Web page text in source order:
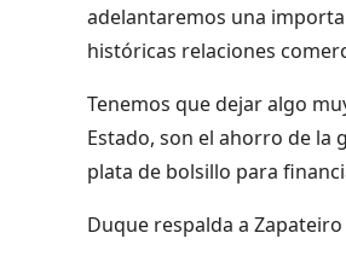
adelantaremos una
históricas relaciones
Tenemos que dejar algo
Estado, son el ahorro de la
plata de bolsillo para
Duque respalda a